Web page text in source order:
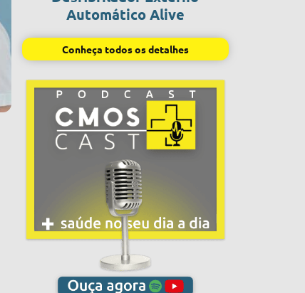
Automático Alive
Conheça todos os detalhes